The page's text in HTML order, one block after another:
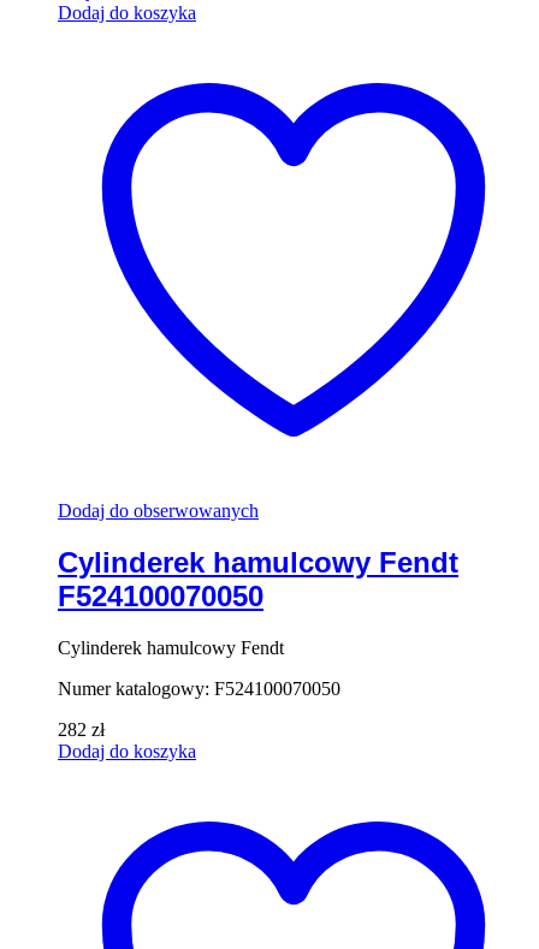
Dodaj do koszyka
Dodaj do obserwowanych
Cylinderek hamulcowy Fendt
F524100070050
Cylinderek hamulcowy Fendt
Numer katalogowy: F524100070050
282 zł
Dodaj do koszyka